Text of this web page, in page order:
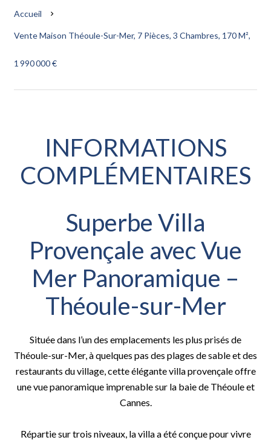
Accueil
Vente Maison Théoule-Sur-Mer, 7 Pièces, 3 Chambres, 170 M²,
1 990 000 €
INFORMATIONS
COMPLÉMENTAIRES
Superbe Villa
Provençale avec Vue
Mer Panoramique –
Théoule-sur-Mer
Située dans l’un des emplacements les plus prisés de
Théoule-sur-Mer, à quelques pas des plages de sable et des
restaurants du village, cette élégante villa provençale offre
une vue panoramique imprenable sur la baie de Théoule et
Cannes.
Répartie sur trois niveaux, la villa a été conçue pour vivre